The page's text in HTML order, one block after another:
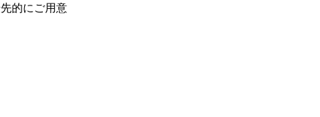
的にご用意